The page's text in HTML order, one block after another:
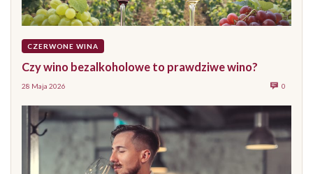
CZERWONE WINA
Czy wino bezalkoholowe to prawdziwe wino?
28 Maja 2026 0